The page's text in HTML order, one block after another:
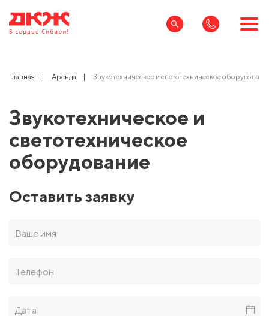
Главная Аренда Звукотехническое и светотехническое
Звукотехническое и
светотехническое
оборудование
Оставить заявку